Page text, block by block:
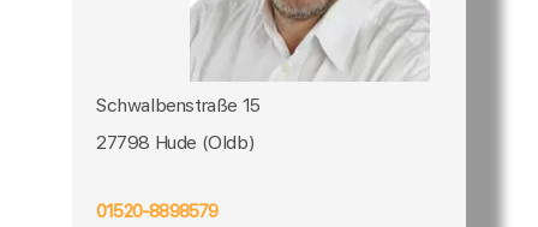
Schwalbenstraße 15
27798 Hude (Oldb)
01520-8898579